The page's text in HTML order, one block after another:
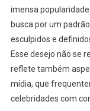
imensa
busca por um
esculpidos e
Esse desejo não se
reflete também
mídia, que
celebridades com